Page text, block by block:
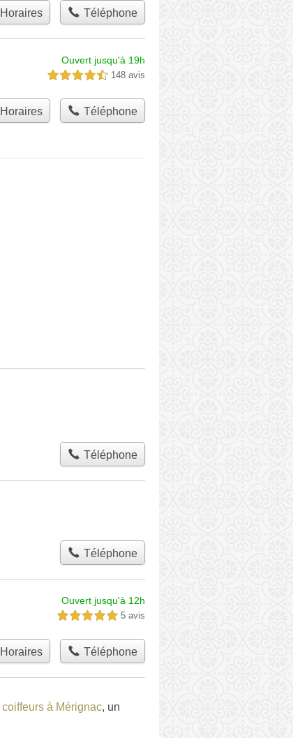
Horaires Téléphone
Ouvert jusqu'à 19h
4,5 étoiles sur 5 148 avis
Horaires Téléphone
Téléphone
Téléphone
Ouvert jusqu'à 12h
5,0 étoiles sur 5 5 avis
Horaires Téléphone
coiffeurs à Mérignac, un